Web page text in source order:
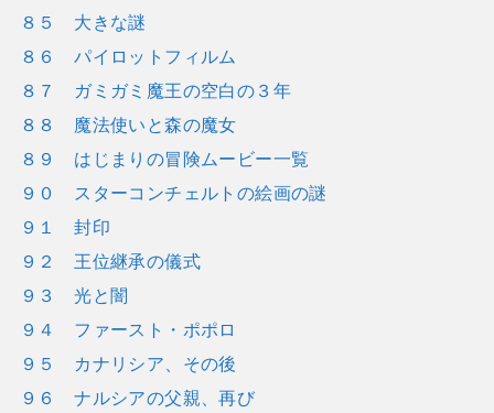
８５ 大きな謎
８６ パイロットフィルム
８７ ガミガミ魔王の空白の３年
８８ 魔法使いと森の魔女
８９ はじまりの冒険ムービー一覧
９０ スターコンチェルトの絵画の謎
９１ 封印
９２ 王位継承の儀式
９３ 光と闇
９４ ファースト・ポポロ
９５ カナリシア、その後
９６ ナルシアの父親、再び